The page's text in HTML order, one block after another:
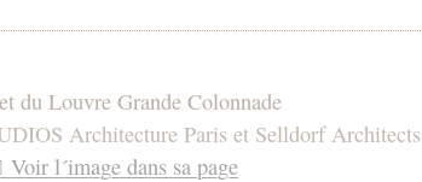
du Louvre Grande Colonnade
Architecture Paris et Selldorf Architects
Voir l´image dans sa page